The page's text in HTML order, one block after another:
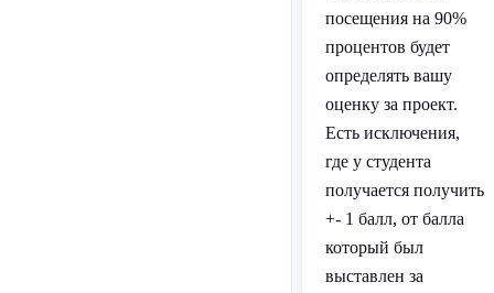
посещения на 90%
процентов будет
определять вашу
оценку за проект.
Есть исключения,
где у студента
получается получить
+- 1 балл, от балла
который был
выставлен за